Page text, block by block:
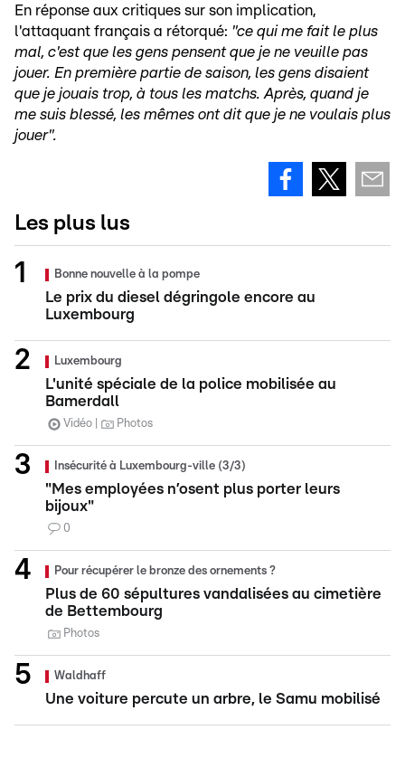
En réponse aux critiques sur son implication,
l'attaquant français a rétorqué: "ce qui me fait le plus
mal, c'est que les gens pensent que je ne veuille pas
jouer. En première partie de saison, les gens disaient
que je jouais trop, à tous les matchs. Après, quand je
me suis blessé, les mêmes ont dit que je ne voulais plus
jouer".
Les plus lus
Bonne nouvelle à la pompe
Le prix du diesel dégringole encore au
Luxembourg
Luxembourg
L'unité spéciale de la police mobilisée au
Bamerdall
Vidéo Photos
Insécurité à Luxembourg-ville (3/3)
"Mes employées n’osent plus porter leurs
bijoux"
0
Pour récupérer le bronze des ornements ?
Plus de 60 sépultures vandalisées au cimetière
de Bettembourg
Photos
Waldhaff
Une voiture percute un arbre, le Samu mobilisé